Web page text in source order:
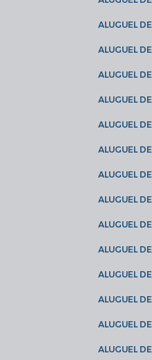
ALUGUEL
ALUGUEL
ALUGUEL
ALUGUEL
ALUGUEL
ALUGUEL
ALUGUEL
ALUGUEL
ALUGUEL
ALUGUEL
ALUGUEL
ALUGUEL
ALUGUEL
ALUGUEL